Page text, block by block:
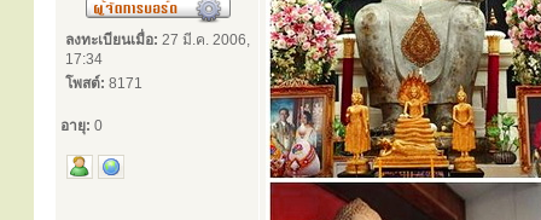
ลงทะเบียนเมื่อ: 27 มี.ค. 2006,
17:34
โพสต์: 8171
อายุ: 0